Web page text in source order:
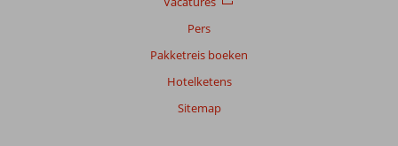
Pers
Pakketreis boeken
Hotelketens
Sitemap